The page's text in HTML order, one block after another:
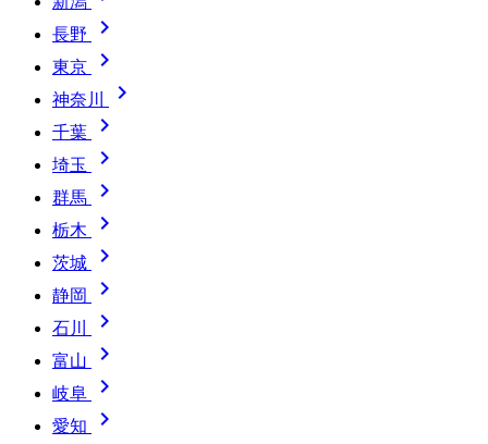
長野 
東京 
神奈川 
千葉 
埼玉 
群馬 
栃木 
茨城 
静岡 
石川 
富山 
岐阜 
愛知 